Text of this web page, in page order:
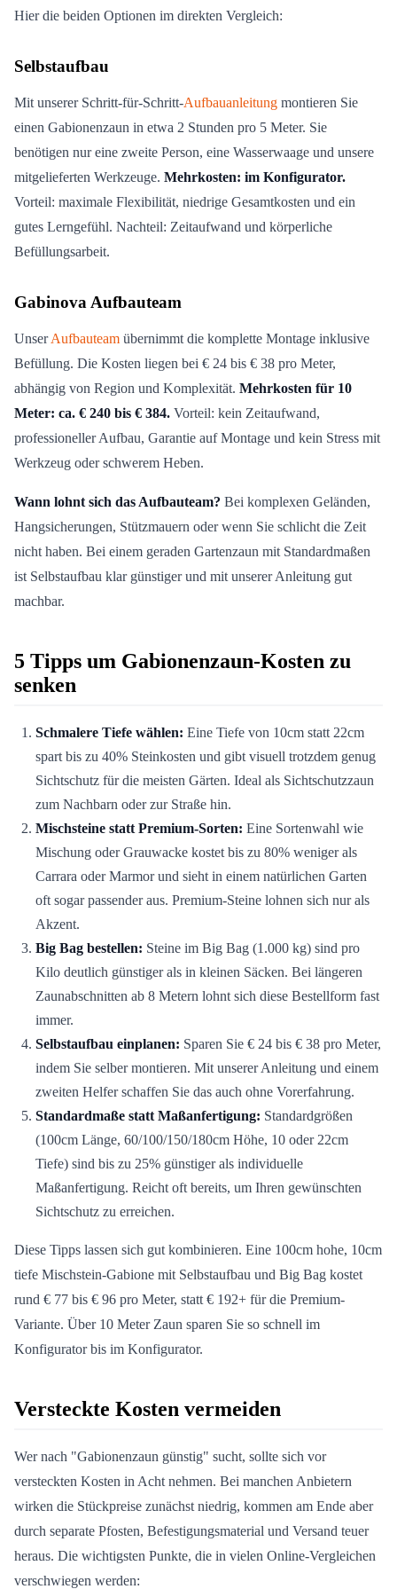
Hier die beiden Optionen im direkten Vergleich:
Selbstaufbau
Mit unserer Schritt-für-Schritt-Aufbauanleitung montieren Sie
einen Gabionenzaun in etwa 2 Stunden pro 5 Meter. Sie
benötigen nur eine zweite Person, eine Wasserwaage und unsere
mitgelieferten Werkzeuge. Mehrkosten: im Konfigurator.
Vorteil: maximale Flexibilität, niedrige Gesamtkosten und ein
gutes Lerngefühl. Nachteil: Zeitaufwand und körperliche
Befüllungsarbeit.
Gabinova Aufbauteam
UnserAufbauteam übernimmt die komplette Montage inklusive
Befüllung. Die Kosten liegen bei € 24 bis € 38 pro Meter,
abhängig von Region und Komplexität. Mehrkosten für 10
Meter: ca. € 240 bis € 384. Vorteil: kein Zeitaufwand,
professioneller Aufbau, Garantie auf Montage und kein Stress mit
Werkzeug oder schwerem Heben.
Wann lohnt sich das Aufbauteam? Bei komplexen Geländen,
Hangsicherungen, Stützmauern oder wenn Sie schlicht die Zeit
nicht haben. Bei einem geraden Gartenzaun mit Standardmaßen
ist Selbstaufbau klar günstiger und mit unserer Anleitung gut
machbar.
5 Tipps um Gabionenzaun-Kosten zu
senken
Schmalere Tiefe wählen: Eine Tiefe von 10cm statt 22cm
spart bis zu 40% Steinkosten und gibt visuell trotzdem genug
Sichtschutz für die meisten Gärten. Ideal als Sichtschutzzaun
zum Nachbarn oder zur Straße hin.
Mischsteine statt Premium-Sorten: Eine Sortenwahl wie
Mischung oder Grauwacke kostet bis zu 80% weniger als
Carrara oder Marmor und sieht in einem natürlichen Garten
oft sogar passender aus. Premium-Steine lohnen sich nur als
Akzent.
Big Bag bestellen: Steine im Big Bag (1.000 kg) sind pro
Kilo deutlich günstiger als in kleinen Säcken. Bei längeren
Zaunabschnitten ab 8 Metern lohnt sich diese Bestellform fast
immer.
Selbstaufbau einplanen: Sparen Sie € 24 bis € 38 pro Meter,
indem Sie selber montieren. Mit unserer Anleitung und einem
zweiten Helfer schaffen Sie das auch ohne Vorerfahrung.
Standardmaße statt Maßanfertigung: Standardgrößen
(100cm Länge, 60/100/150/180cm Höhe, 10 oder 22cm
Tiefe) sind bis zu 25% günstiger als individuelle
Maßanfertigung. Reicht oft bereits, um Ihren gewünschten
Sichtschutz zu erreichen.
Diese Tipps lassen sich gut kombinieren. Eine 100cm hohe, 10cm
tiefe Mischstein-Gabione mit Selbstaufbau und Big Bag kostet
rund € 77 bis € 96 pro Meter, statt € 192+ für die Premium-
Variante. Über 10 Meter Zaun sparen Sie so schnell im
Konfigurator bis im Konfigurator.
Versteckte Kosten vermeiden
Wer nach "Gabionenzaun günstig" sucht, sollte sich vor
versteckten Kosten in Acht nehmen. Bei manchen Anbietern
wirken die Stückpreise zunächst niedrig, kommen am Ende aber
durch separate Pfosten, Befestigungsmaterial und Versand teuer
heraus. Die wichtigsten Punkte, die in vielen Online-Vergleichen
verschwiegen werden: